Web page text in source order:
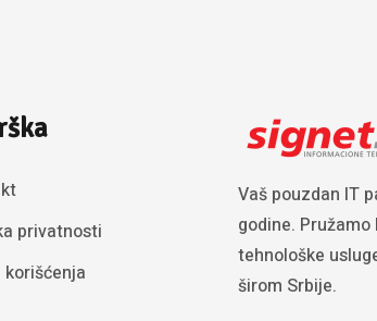
privatnosti
korišćenja
Vaš pouzdan IT
godine.
tehnološke
širom Srbije.